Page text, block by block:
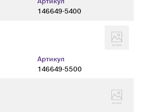
146649-5400
Артикул
146649-5500